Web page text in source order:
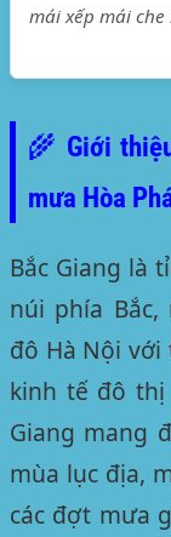
mái xếp mái
🌾 Giới
mưa Hòa
Bắc Giang là
núi phía
đô Hà Nội
kinh tế đô thị
Giang mang
mùa lục địa,
các đợt mưa